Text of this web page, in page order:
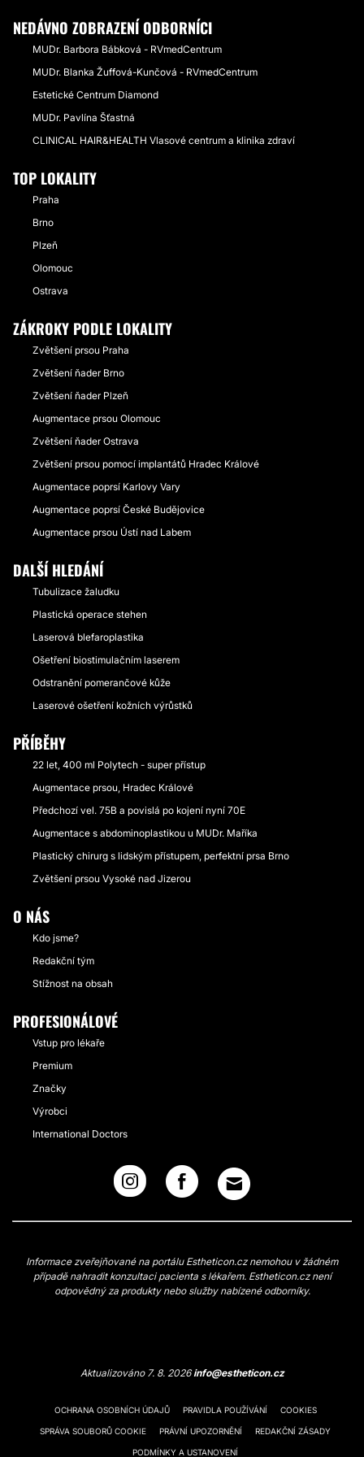
NEDÁVNO ZOBRAZENÍ ODBORNÍCI
MUDr. Barbora Bábková - RVmedCentrum
MUDr. Blanka Žuffová-Kunčová - RVmedCentrum
Estetické Centrum Diamond
MUDr. Pavlína Šťastná
CLINICAL HAIR&HEALTH Vlasové centrum a klinika zdraví
TOP LOKALITY
Praha
Brno
Plzeň
Olomouc
Ostrava
ZÁKROKY PODLE LOKALITY
Zvětšení prsou Praha
Zvětšení ňader Brno
Zvětšení ňader Plzeň
Augmentace prsou Olomouc
Zvětšení ňader Ostrava
Zvětšení prsou pomocí implantátů Hradec Králové
Augmentace poprsí Karlovy Vary
Augmentace poprsí České Budějovice
Augmentace prsou Ústí nad Labem
DALŠÍ HLEDÁNÍ
Tubulizace žaludku
Plastická operace stehen
Laserová blefaroplastika
Ošetření biostimulačním laserem
Odstranění pomerančové kůže
Laserové ošetření kožních výrůstků
PŘÍBĚHY
22 let, 400 ml Polytech - super přístup
Augmentace prsou, Hradec Králové
Předchozí vel. 75B a povislá po kojení nyní 70E
Augmentace s abdominoplastikou u MUDr. Maříka
Plastický chirurg s lidským přístupem, perfektní prsa Brno
Zvětšení prsou Vysoké nad Jizerou
O NÁS
Kdo jsme?
Redakční tým
Stížnost na obsah
PROFESIONÁLOVÉ
Vstup pro lékaře
Premium
Značky
Výrobci
International Doctors
Informace zveřejňované na portálu Estheticon.cz nemohou v žádném
případě nahradit konzultaci pacienta s lékařem. Estheticon.cz není
odpovědný za produkty nebo služby nabízené odborníky.
Aktualizováno 7. 8. 2026info@estheticon.cz
OCHRANA OSOBNÍCH ÚDAJŮ PRAVIDLA POUŽÍVÁNÍ COOKIES
SPRÁVA SOUBORŮ COOKIE PRÁVNÍ UPOZORNĚNÍ REDAKČNÍ ZÁSADY
PODMÍNKY A USTANOVENÍ